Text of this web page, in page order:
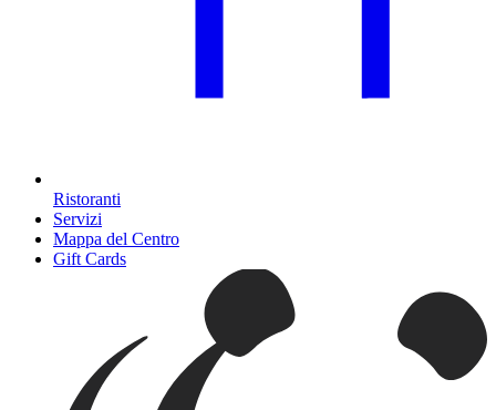
Ristoranti
Servizi
Mappa del Centro
Gift Cards